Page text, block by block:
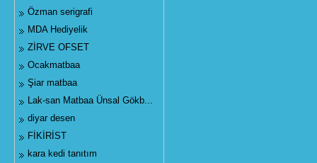
Özman serigrafi
MDA Hediyelik
ZİRVE OFSET
Ocakmatbaa
Şiar matbaa
Lak-san Matbaa Ünsal Gökb...
diyar desen
FİKİRİST
kara kedi tanıtım